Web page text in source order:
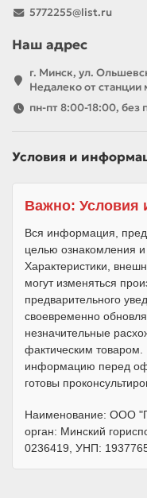
5772255@list.ru
Наш адрес
г. Минск, ул.
Недалеко от
пн-пт 8:00-18:00, без
Условия и
Важно: Условия
Вся информация,
целью ознакомления
Характеристики,
могут изменяться
предварительного
своевременно
незначительные
фактическим товаром.
информацию перед
готовы
Наименование: ООО
орган: Минский
0236419, УНП: